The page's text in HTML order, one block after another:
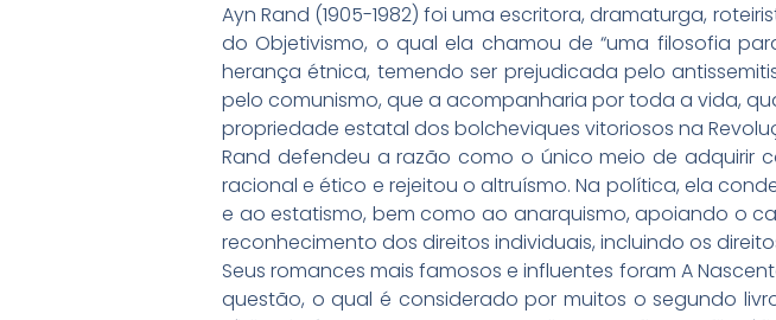
Ayn Rand (1905-1982) foi uma escritora, dramaturga,
do Objetivismo, o qual ela chamou de “uma filosofia
herança étnica, temendo ser prejudicada pelo
pelo comunismo, que a acompanharia por toda a vida,
propriedade estatal dos bolcheviques vitoriosos na
Rand defendeu a razão como o único meio de adquirir
racional e ético e rejeitou o altruísmo. Na política, ela
e ao estatismo, bem como ao anarquismo, apoiando o
reconhecimento dos direitos individuais, incluindo os
Seus romances mais famosos e influentes foram A
questão, o qual é considerado por muitos o segundo